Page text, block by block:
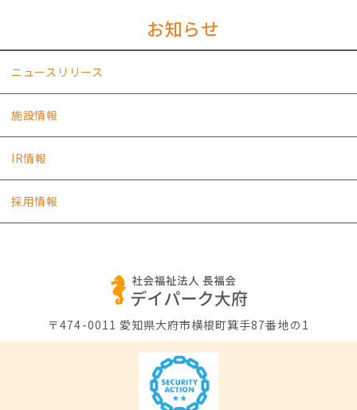
お知らせ
ニュースリリース
施設情報
IR情報
採用情報
〒474-0011 愛知県大府市横根町箕手87番地の1